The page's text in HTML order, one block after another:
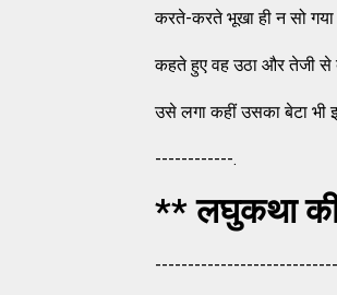
करते-करते भूखा ही न सो गया
कहते हुए वह उठा और तेजी से
उसे लगा कहीं उसका बेटा भी
------------.
** लघुकथा